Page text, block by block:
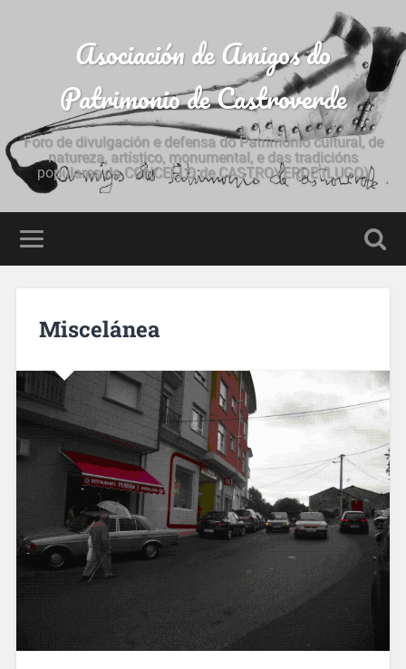
Asociación de Amigos do
Patrimonio de Castroverde
Foro de divulgación e defensa do Patrimonio cultural, de
natureza, artístico, monumental, e das tradicións
populares do CONCELLO de CASTROVERDE (LUGO)
Miscelánea